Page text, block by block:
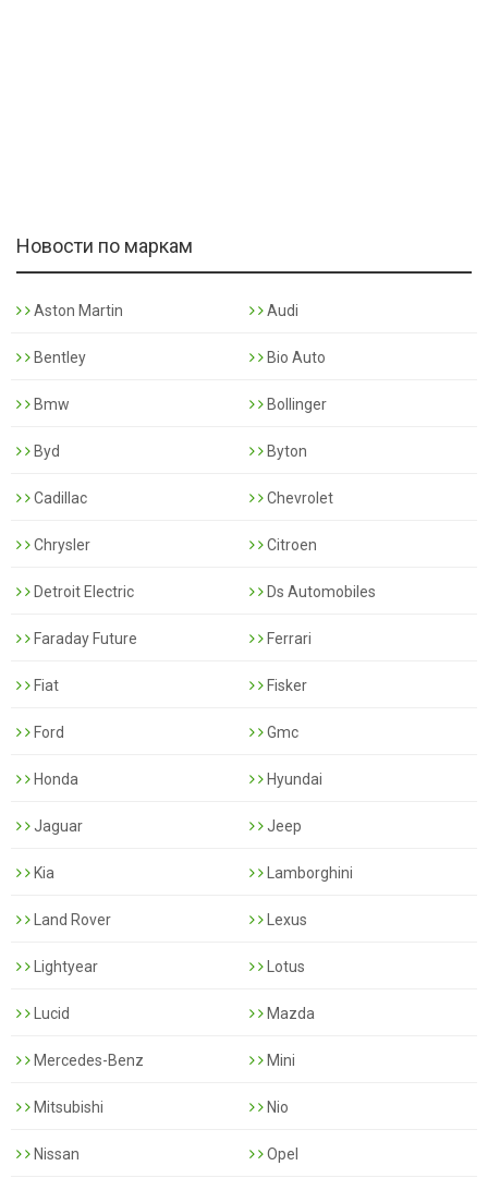
Новости по маркам
Aston Martin Audi
Bentley Bio Auto
Bmw Bollinger
Byd Byton
Cadillac Chevrolet
Chrysler Citroen
Detroit Electric Ds Automobiles
Faraday Future Ferrari
Fiat Fisker
Ford Gmc
Honda Hyundai
Jaguar Jeep
Kia Lamborghini
Land Rover Lexus
Lightyear Lotus
Lucid Mazda
Mercedes-Benz Mini
Mitsubishi Nio
Nissan Opel